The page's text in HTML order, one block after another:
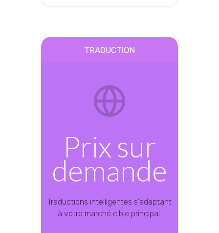
TRADUCTION
Prix sur
demande
Traductions intelligentes s'adaptant
à votre marché cible principal.